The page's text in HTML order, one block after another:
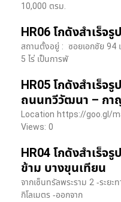
10,000 ตรม.
HR06 โกดังสำเร็จ
สถานตั้งอยู่ : ซอยเอกชัย 94
5 ไร่ เป็นการพั
HR05 โกดังสำเร็จ
ถนนทวีวัฒนา – กา
Location https://goo.gl/
Views: 0
HR04 โกดังสำเร็จ
ข้าม บางขุนเทียน
จากเซ็นทรัลพระราม 2 -ระยะ
กิโลเมตร -ออกจาก